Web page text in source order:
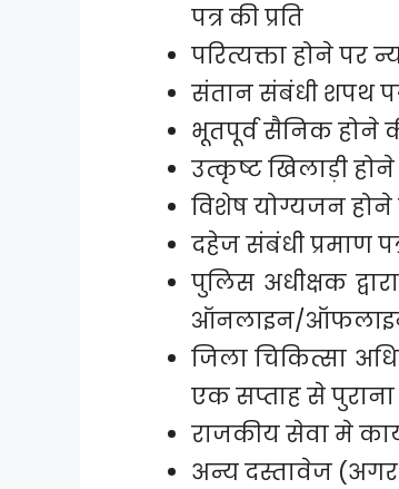
पत्र की प्रति
परित्यक्ता होने पर
संतान संबंधी शपथ
भूतपूर्व सैनिक होने
उत्कृष्ट खिलाड़ी होने
विशेष योग्यजन होने
दहेज संबंधी प्रमाण
पुलिस अधीक्षक
ऑनलाइन/ऑफलाइन
जिला चिकित्सा
एक सप्ताह से पुराना
राजकीय सेवा मे
अन्य दस्तावेज